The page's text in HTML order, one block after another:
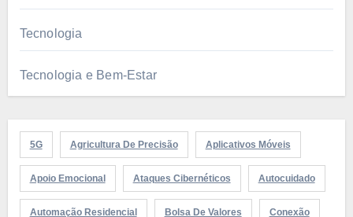
Tecnologia
Tecnologia e Bem-Estar
5G Agricultura De Precisão Aplicativos Móveis
Apoio Emocional Ataques Cibernéticos Autocuidado
Automação Residencial Bolsa De Valores Conexão